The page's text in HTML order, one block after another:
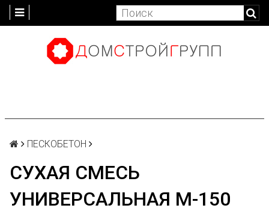
ПЕСКОБЕТОН
СУХАЯ СМЕСЬ
УНИВЕРСАЛЬНАЯ М-150